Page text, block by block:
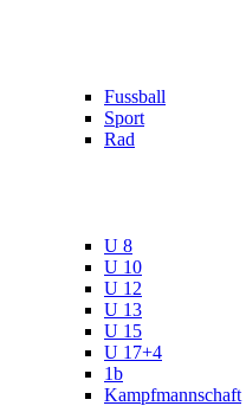
Fussball
Sport
Rad
U 8
U 10
U 12
U 13
U 15
U 17+4
1b
Kampfmannschaft